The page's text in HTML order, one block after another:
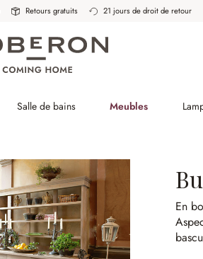
Retours gratuits 21 jours de droit de retour
Salle de bains Meubles
En